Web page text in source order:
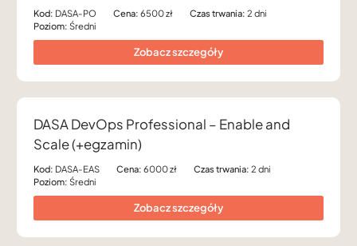
Kod: DASA-PO Cena: 6500 zł Czas trwania: 2 dni
Poziom: Średni
Zobacz szczegóły
DASA DevOps Professional – Enable and
Scale (+egzamin)
Kod: DASA-EAS Cena: 6000 zł Czas trwania: 2 dni
Poziom: Średni
Zobacz szczegóły